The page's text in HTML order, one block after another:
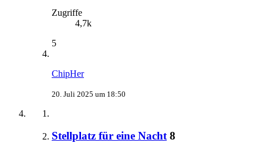
Zugriffe
4,7k
5
ChipHer
20. Juli 2025 um 18:50
Stellplatz für eine Nacht 8